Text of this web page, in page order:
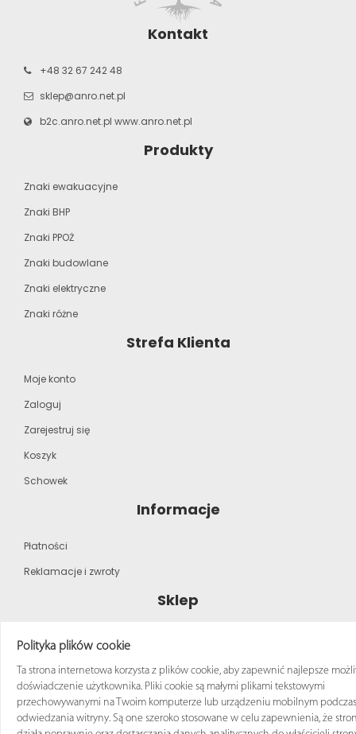
Kontakt
+48 32 67 242 48
sklep@anro.net.pl
b2c.anro.net.pl www.anro.net.pl
Produkty
Znaki ewakuacyjne
Znaki BHP
Znaki PPOŻ
Znaki budowlane
Znaki elektryczne
Znaki różne
Strefa Klienta
Moje konto
Zaloguj
Zarejestruj się
Koszyk
Schowek
Informacje
Płatności
Reklamacje i zwroty
Sklep
Strona główna
Katalog produktów
Regulamin zakupów
Polityka plików cookie
Ta strona internetowa korzysta z plików cookie, aby zapewnić najlepsze
doświadczenie użytkownika. Pliki cookie są małymi plikami tekstowymi
przechowywanymi na Twoim komputerze lub urządzeniu mobilnym podczas
odwiedzania witryny. Są one szeroko stosowane w celu zapewnienia, że